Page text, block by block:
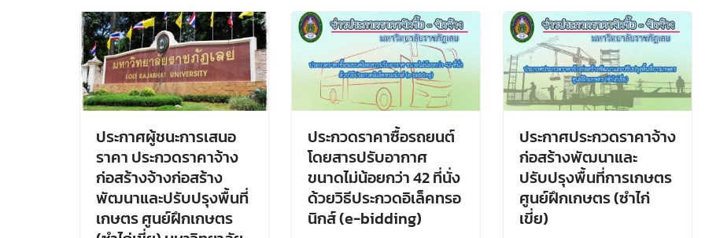
ประกาศผู้ชนะการเสนอ
ราคา ประกวดราคาจ้าง
ก่อสร้างจ้างก่อสร้าง
พัฒนาและปรับปรุงพื้นที่
เกษตร ศูนย์ฝึกเกษตร
ประกวดราคาซื้อรถยนต์
โดยสารปรับอากาศ
ขนาดไม่น้อยกว่า 42 ที่นั่ง
ด้วยวิธีประกวดอิเล็คทรอ
นิกส์ (e-bidding)
ประกาศประกวดราคาจ้าง
ก่อสร้างพัฒนาและ
ปรับปรุงพื้นที่การเกษตร
ศูนย์ฝึกเกษตร (ซำไก่
เขี่ย)